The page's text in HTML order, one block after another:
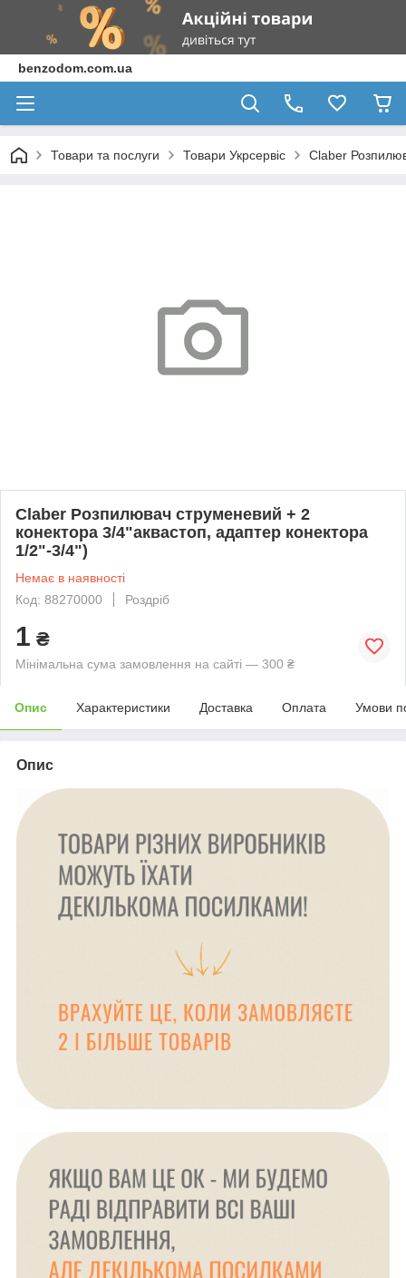
benzodom.com.ua
Товари та послуги Товари Укрсервіс Claber
Claber Розпилювач струменевий + 2
конектора 3/4"аквастоп, адаптер конектора
1/2"-3/4")
Немає в наявності
Код: 88270000
Роздріб
1 ₴
Мінімальна сума замовлення на сайті — 300 ₴
Опис Характеристики Доставка Оплата Умови
Опис